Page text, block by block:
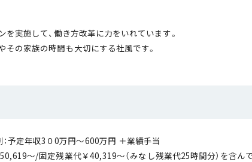
実施して、働き方改革に力をいれています。
その家族の時間も大切にする社風です。
俸制：予定年収3０0
～/固定残業代￥40,319～（みなし残業代25時間分）を含ん